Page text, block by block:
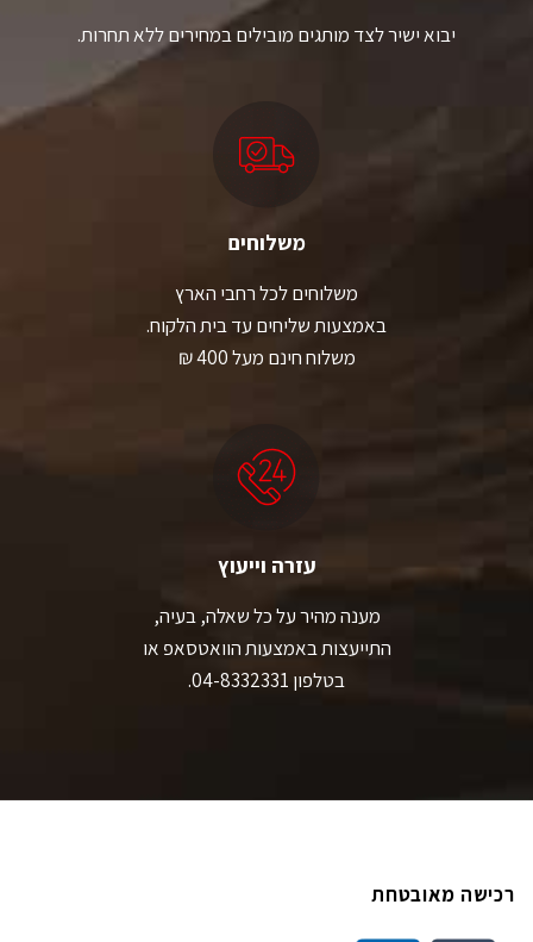
יבוא ישיר לצד מותגים מובילים במחירים ללא תחרות.
משלוחים
משלוחים לכל רחבי הארץ
באמצעות שליחים עד בית הלקוח.
משלוח חינם מעל 400 ₪
עזרה וייעוץ
מענה מהיר על כל שאלה, בעיה,
התייעצות באמצעות הוואטסאפ או
בטלפון 04-8332331.
רכישה מאובטחת